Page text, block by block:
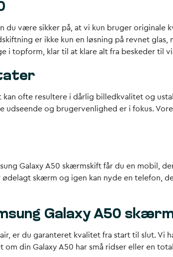
du være sikker på, at vi kun bruger originale
er ikke kun en løsning på revnet
topform, klar til at klare alt fra beskeder til
ofte resultere i dårlig billedkvalitet og
udseende og brugervenlighed er i fokus.
Galaxy A50 skærmskift får du en mobil,
skærm og igen kan nyde en telefon,
Galaxy A50
er du garanteret kvalitet fra start til slut. Vi
din Galaxy A50 har små ridser eller en